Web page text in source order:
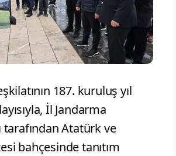
187. kuruluş yıl
İl Jandarma
tarafından Atatürk ve
bahçesinde tanıtım